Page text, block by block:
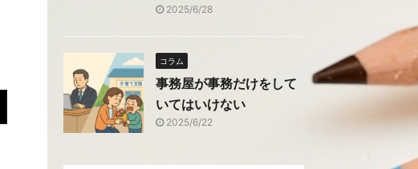
2025/6/28
コラム
事務屋が事務だけをして
いてはいけない
2025/6/22